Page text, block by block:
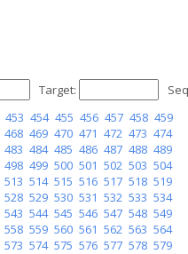
Target:
453 454 455 456 457 458 459
468 469 470 471 472 473 474
483 484 485 486 487 488 489
498 499 500 501 502 503 504
513 514 515 516 517 518 519
528 529 530 531 532 533 534
543 544 545 546 547 548 549
558 559 560 561 562 563 564
573 574 575 576 577 578 579